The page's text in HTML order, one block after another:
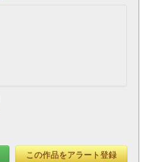
この作品をアラート登録